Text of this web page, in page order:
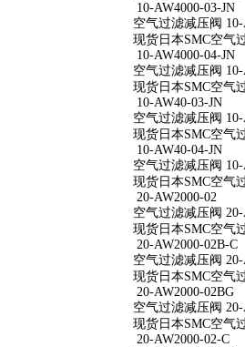
10-AW4000-03-JN
空气过滤减压阀 10-
现货日本SMC空气
10-AW4000-04-JN
空气过滤减压阀 10-
现货日本SMC空气
10-AW40-03-JN
空气过滤减压阀 10-
现货日本SMC空气
10-AW40-04-JN
空气过滤减压阀 10-
现货日本SMC空气
20-AW2000-02
空气过滤减压阀 20-
现货日本SMC空气
20-AW2000-02B-C
空气过滤减压阀 20-
现货日本SMC空气
20-AW2000-02BG
空气过滤减压阀 20-
现货日本SMC空气
20-AW2000-02-C